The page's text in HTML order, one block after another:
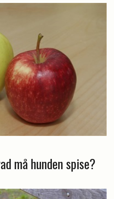
må hunden spise?